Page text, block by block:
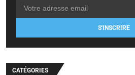
S'INSCRIRE
CATÉGORIES